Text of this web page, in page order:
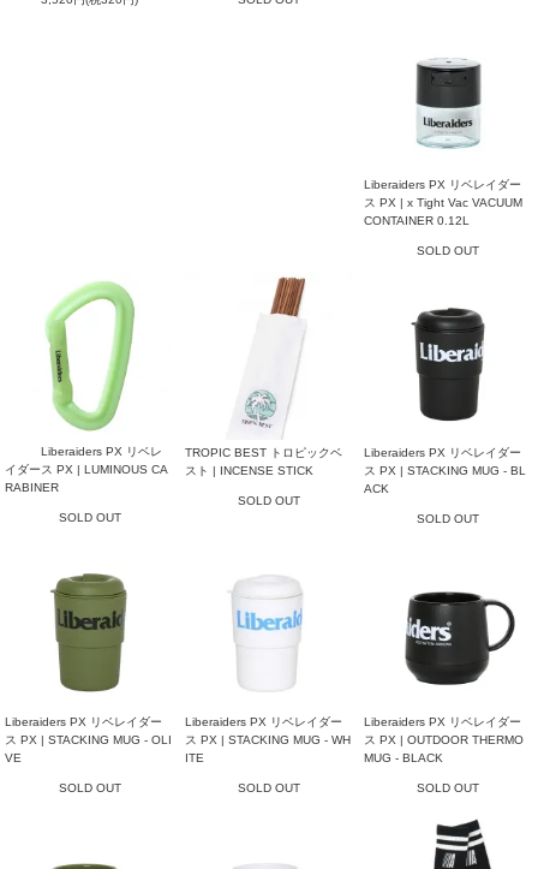
Liberaiders PX リベレイダー
ス PX | x Tight Vac VACUUM
CONTAINER 0.12L
SOLD OUT
Liberaiders PX リベレ
イダース PX | LUMINOUS CA
RABINER
SOLD OUT
TROPIC BEST トロピックベ
スト | INCENSE STICK
SOLD OUT
Liberaiders PX リベレイダー
ス PX | STACKING MUG - BL
ACK
SOLD OUT
Liberaiders PX リベレイダー
ス PX | STACKING MUG - OLI
VE
SOLD OUT
Liberaiders PX リベレイダー
ス PX | STACKING MUG - WH
ITE
SOLD OUT
Liberaiders PX リベレイダー
ス PX | OUTDOOR THERMO
MUG - BLACK
SOLD OUT